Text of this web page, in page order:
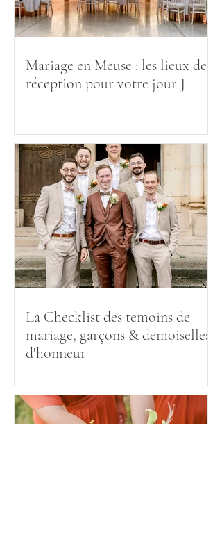
Mariage en Meuse : les lieux de
réception pour votre jour J
La Checklist des temoins de
mariage, garçons & demoiselles
d'honneur